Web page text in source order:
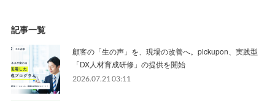
記事一覧
顧客の「生の声」を、現場の改善へ。pickupon、実践型
「DX人材育成研修」の提供を開始
2026.07.21 03:11